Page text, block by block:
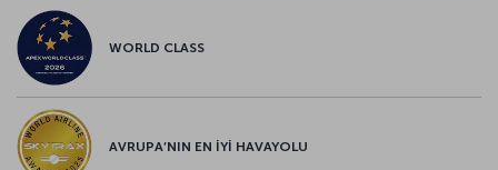
WORLD CLASS
AVRUPA’NIN EN İYİ HAVAYOLU